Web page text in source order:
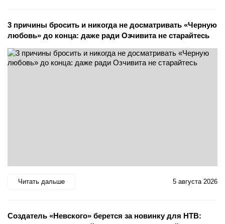
3 причины бросить и никогда не досматривать «Черную
любовь» до конца: даже ради Озчивита не старайтесь
Читать дальше 5 августа 2026
Создатель «Невского» берется за новинку для НТВ: